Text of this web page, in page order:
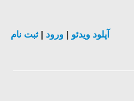
آپلود ویدئو ورود |ثبت نام